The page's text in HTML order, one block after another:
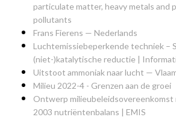
particulate matter, heavy metals and
pollutants
Frans Fierens — Nederlands
Luchtemissiebeperkende techniek –
(niet-)katalytische reductie |
Uitstoot ammoniak naar lucht —
Milieu 2022-4 - Grenzen aan de groei
Ontwerp
2003 nutriëntenbalans | EMIS